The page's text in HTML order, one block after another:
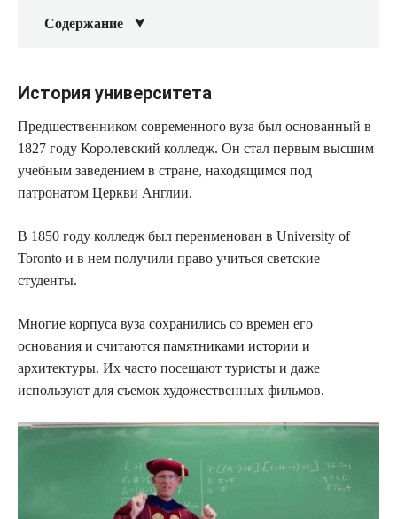
Содержание
История университета
Предшественником современного вуза был основанный в
1827 году Королевский колледж. Он стал первым высшим
учебным заведением в стране, находящимся под
патронатом Церкви Англии.
В 1850 году колледж был переименован в University of
Toronto и в нем получили право учиться светские
студенты.
Многие корпуса вуза сохранились со времен его
основания и считаются памятниками истории и
архитектуры. Их часто посещают туристы и даже
используют для съемок художественных фильмов.